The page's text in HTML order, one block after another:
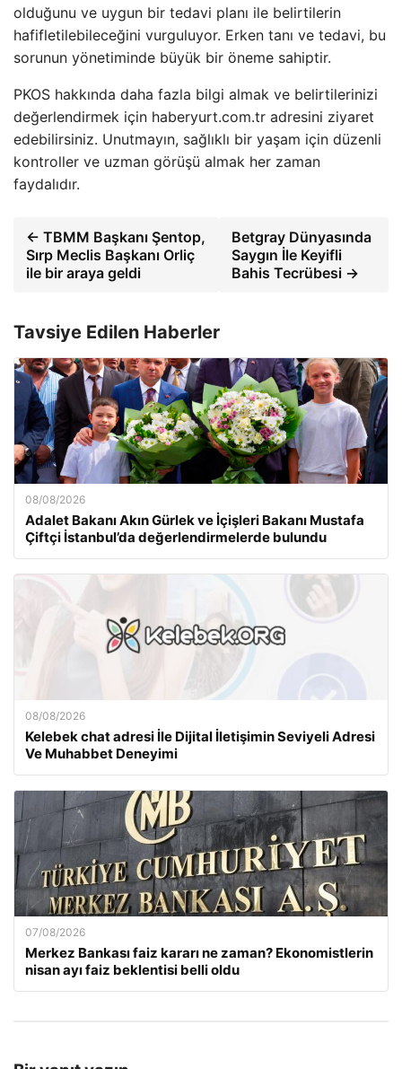
olduğunu ve uygun bir tedavi planı ile belirtilerin
hafifletilebileceğini vurguluyor. Erken tanı ve tedavi, bu
sorunun yönetiminde büyük bir öneme sahiptir.
PKOS hakkında daha fazla bilgi almak ve belirtilerinizi
değerlendirmek için haberyurt.com.tr adresini ziyaret
edebilirsiniz. Unutmayın, sağlıklı bir yaşam için düzenli
kontroller ve uzman görüşü almak her zaman
faydalıdır.
← TBMM Başkanı Şentop,
Sırp Meclis Başkanı Orliç
ile bir araya geldi
Betgray Dünyasında
Saygın İle Keyifli
Bahis Tecrübesi →
Tavsiye Edilen Haberler
08/08/2026
Adalet Bakanı Akın Gürlek ve İçişleri Bakanı Mustafa
Çiftçi İstanbul’da değerlendirmelerde bulundu
08/08/2026
Kelebek chat adresi İle Dijital İletişimin Seviyeli Adresi
Ve Muhabbet Deneyimi
07/08/2026
Merkez Bankası faiz kararı ne zaman? Ekonomistlerin
nisan ayı faiz beklentisi belli oldu